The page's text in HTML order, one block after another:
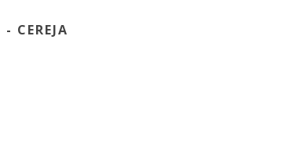
CEREJA